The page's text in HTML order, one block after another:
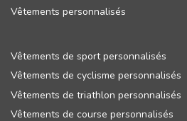
Vêtements personnalisés
Vêtements de sport personnalisés
Vêtements de cyclisme personnalisés
Vêtements de triathlon personnalisés
Vêtements de course personnalisés